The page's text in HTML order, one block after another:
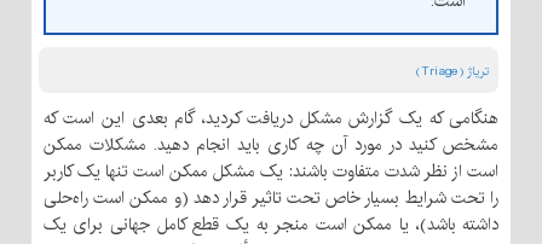
تریاژ (Triage)
هنگامی که یک گزارش مشکل دریافت کردید، گام بعدی این است که
مشخص کنید در مورد آن چه کاری باید انجام دهید. مشکلات ممکن
است از نظر شدت متفاوت باشند: یک مشکل ممکن است تنها یک کاربر
را تحت شرایط بسیار خاص تحت تاثیر قرار دهد (و ممکن است راه‌حلی
داشته باشد)، یا ممکن است منجر به یک قطع کامل جهانی برای یک